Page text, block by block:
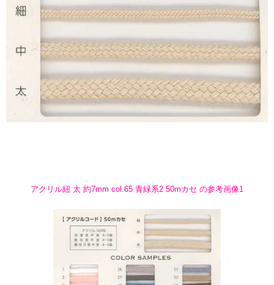
アクリル紐 太 約7mm col.65 青緑系2 50mカセ の参考画像1